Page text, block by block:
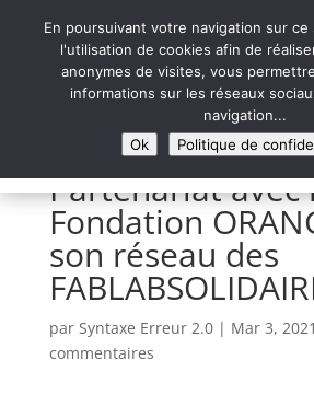
Syntaxe
LE NUMÉRIQUE
Partenariat avec
Fondation
son réseau des
par Syntaxe Erreur 2.0| Mar 3, 2021
commentaires
En poursuivant votre navigation sur
l'utilisation de cookies afin de
anonymes de visites, vous
informations sur les réseaux
navigation...
Ok
Politique de